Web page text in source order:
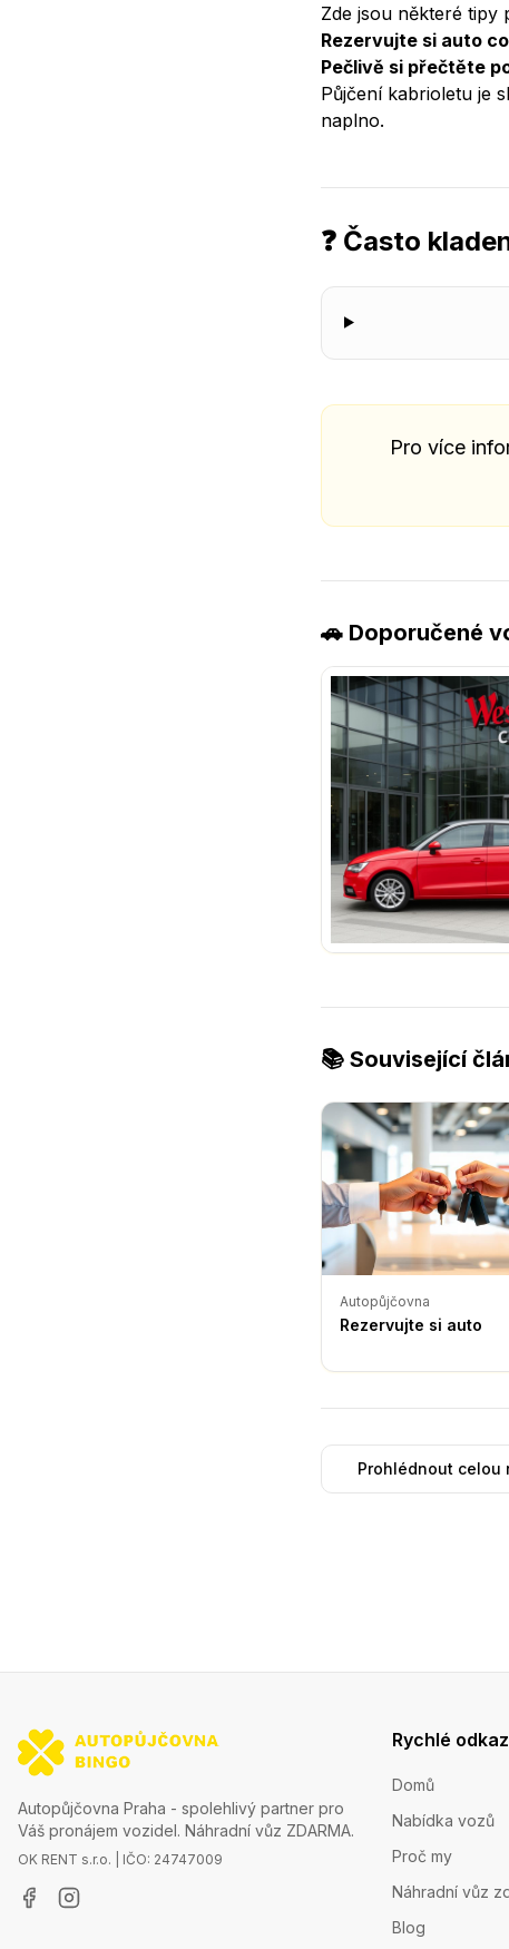
Zde jsou některé tipy
Rezervujte si auto
Pečlivě si přečtěte
Půjčení kabrioletu je
naplno.
❓ Často
Pro více
🚗 Doporučené
📚 Související
Autopůjčovna
Rezervujte si auto
Prohlédnout celou
Autopůjčovna Praha - spolehlivý partner pro
Váš pronájem vozidel. Náhradní vůz ZDARMA.
OK RENT s.r.o. | IČO: 24747009
Rychlé
Domů
Nabídka vozů
Proč my
Náhradní vůz
Blog